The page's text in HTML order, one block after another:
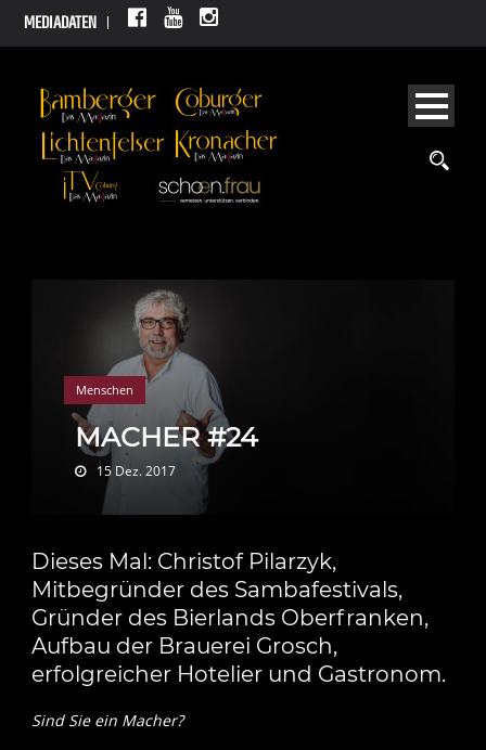
MEDIADATEN
Menschen
MACHER #24
15 Dez. 2017
Dieses Mal: Christof Pilarzyk,
Mitbegründer des Sambafestivals,
Gründer des Bierlands Oberfranken,
Aufbau der Brauerei Grosch,
erfolgreicher Hotelier und Gastronom.
Sind Sie ein Macher?